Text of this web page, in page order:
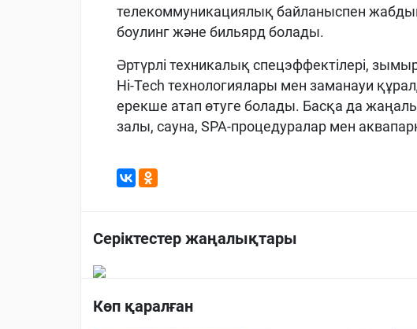
телекоммуникациялық байланыспен
боулинг және бильярд болады.
Әртүрлі техникалық спецэффектілері,
Hi-Tech технологиялары мен заманауи
ерекше атап өтуге болады. Басқа да
залы, сауна, SPA-процедуралар мен
Серіктестер жаңалықтары
Көп қаралған